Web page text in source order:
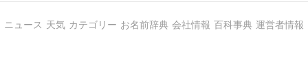
ニュース 天気 カテゴリー お名前辞典 会社情報 百科事典 運営者情報